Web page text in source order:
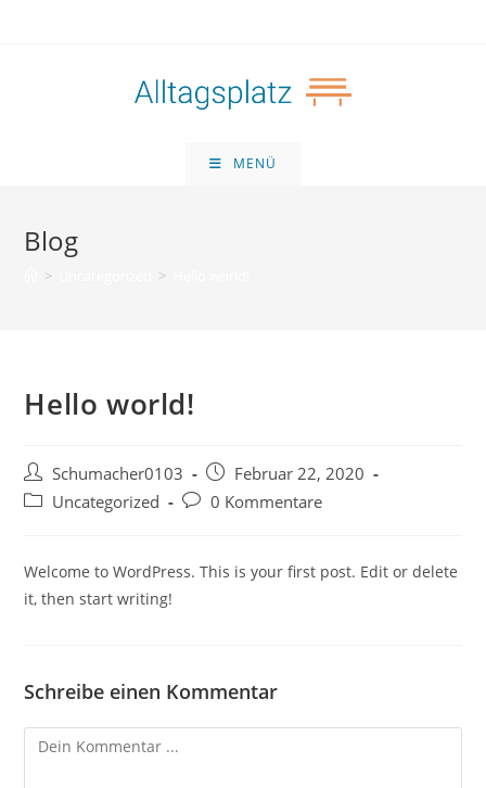
MENÜ
Blog
> >
Hello world!
Beitrags-
Autor:
Schumacher0103
Beitrag
veröffentlicht:
Februar 22, 2020
Beitrags-
Uncategorized
Beitrags-
0 Kommentare
Welcome to WordPress. This is your first post. Edit or delete
it, then start writing!
Schreibe einen Kommentar
Kommentieren